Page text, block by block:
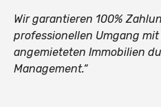
Wir garantieren 100%
professionellen Umgang
angemieteten Immobilien
Management.“